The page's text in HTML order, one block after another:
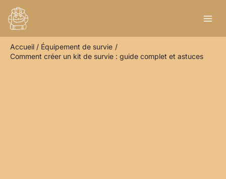
contenu
Accueil
Équipement de survie
Comment créer un kit de survie : guide complet et astuces
e
h